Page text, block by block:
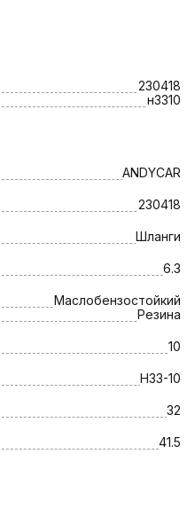
230418
н3310
ANDYCAR
230418
Шланги
6.3
Маслобензостойкий
Резина
10
Н33-10
32
41.5